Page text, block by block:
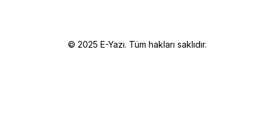
© 2025 E-Yazı. Tüm hakları saklıdır.